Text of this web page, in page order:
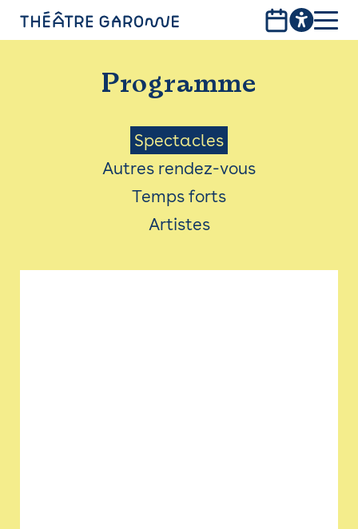
PROGRAMME
INFOS PRATIQUES
AVEC LES PUBLICS
ACCESSIBILITÉ
LES PRODUCTIONS
Programme
Menu
Saison
Spectacles
Autres rendez-vous
Temps forts
Artistes